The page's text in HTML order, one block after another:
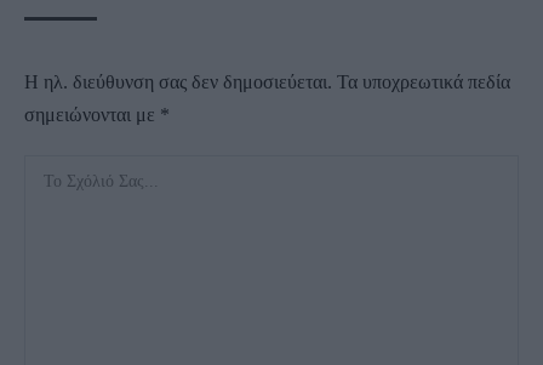
Η ηλ. διεύθυνση σας δεν δημοσιεύεται. Τα υποχρεωτικά πεδία
σημειώνονται με *